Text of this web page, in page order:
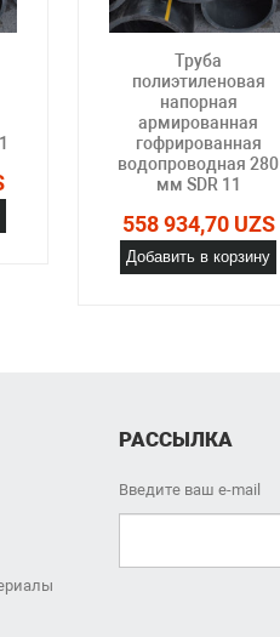
Труба
полиэтиленовая
напорная
армированная
гофрированная
водопроводная 280
мм SDR 11
558 934,70 UZS
Добавить в корзину
РАССЫЛКА
Введите ваш e-mail